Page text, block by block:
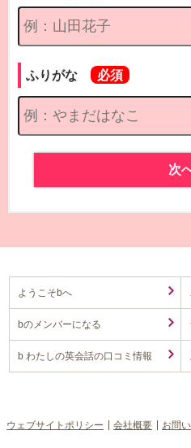
ふりがな
次
ようこそbへ
bのメンバーになる
b わたしの英会話の口コミ情報
ウェブサイトポリシー 会社概要 お問